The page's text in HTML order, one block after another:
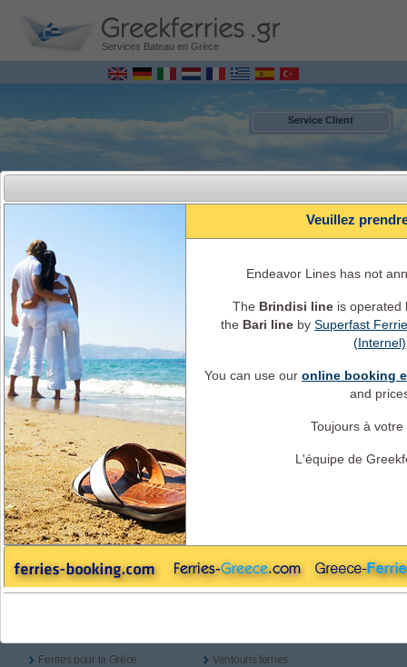
Services Bateau en Grèce
Service Client
MENU
Italie - Grèce Reservation de ferry EN LIGNE
Horaires, disponibilités, prix, informations et service de bateaux
Aller Retour
Retour
Ferries pour la Grèce
Ventouris ferries
Veuillez
Endeavor Lines has not
The Brindisi lineis operated
the Bari line bySuperfast
(Internel)
You can use ouronline booking
and
Toujours à votre
L'équipe de